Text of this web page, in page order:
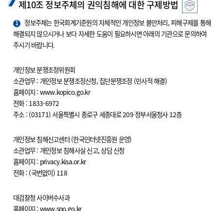
제10조 정보주체의 권익침해에 대한 구제방법
1
정보주체는 한국회계기준원의 자체적인 개인정보 불만처리, 피해구제를 통해
해결되지 않으시거나 보다 자세한 도움이 필요하시면 아래의 기관으로 문의하여
주시기 바랍니다.
개인정보 분쟁조정위원회
소관업무 : 개인정보 분쟁조정신청, 집단분쟁조정 (민사적 해결)
홈페이지 : www.kopico.go.kr
전화 : 1833-6972
주소 : (03171) 서울특별시 종로구 세종대로 209 정부서울청사 12층
개인정보 침해신고센터 (한국인터넷진흥원 운영)
소관업무 : 개인정보 침해사실 신고, 상담 신청
홈페이지 : privacy.kisa.or.kr
전화 : (국번없이) 118
대검찰청 사이버수사과
홈페이지 : www.spo.go.kr